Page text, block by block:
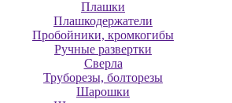
Плашки
Плашкодержатели
Пробойники, кромкогибы
Ручные развертки
Сверла
Труборезы, болторезы
Шарошки